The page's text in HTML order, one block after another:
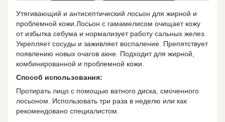
Утягивающий и антисептический лосьон для жирной и
проблемной кожи.Лосьон с гамамелисом очищает кожу
от избытка себума и нормализует работу сальных желез.
Укрепляет сосуды и заживляет воспаление. Препятствует
появлению новых очагов акне. Подходит для жирной,
комбинированной и проблемной кожи.
Способ использования:
Протирать лицо с помощью ватного диска, смоченного
лосьоном. Использовать три раза в неделю или как
рекомендовано специалистом.